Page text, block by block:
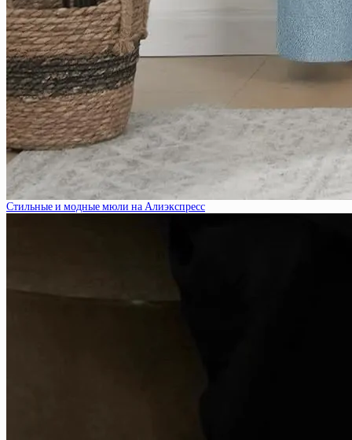
Стильные и модные мюли на Алиэкспресс